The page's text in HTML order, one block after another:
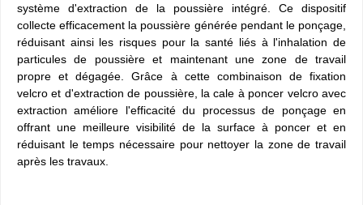
système d'extraction de la poussière intégré. Ce dispositif
collecte efficacement la poussière générée pendant le ponçage,
réduisant ainsi les risques pour la santé liés à l'inhalation de
particules de poussière et maintenant une zone de travail
propre et dégagée. Grâce à cette combinaison de fixation
velcro et d'extraction de poussière, la cale à poncer velcro avec
extraction améliore l'efficacité du processus de ponçage en
offrant une meilleure visibilité de la surface à poncer et en
réduisant le temps nécessaire pour nettoyer la zone de travail
après les travaux.